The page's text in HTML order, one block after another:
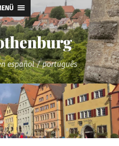
español / português